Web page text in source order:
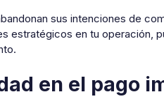
sus intenciones de
estratégicos en tu operación,
en el pago